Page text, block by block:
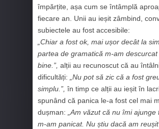
împărțite, așa cum se întâmplă
fiecare an. Unii au ieșit zâmbind,
subiectele au fost accesibile:
„Chiar a fost ok, mai ușor decât la
partea de gramatică m‑am
bine.”, alții au recunoscut că au
dificultăți:
„Nu pot să zic că a fost
simplu.”, în timp ce alții au ieșit în
spunând că panica le-a fost cel mai
dușman: „Am văzut că nu îmi ajunge
m-am panicat. Nu știu dacă am